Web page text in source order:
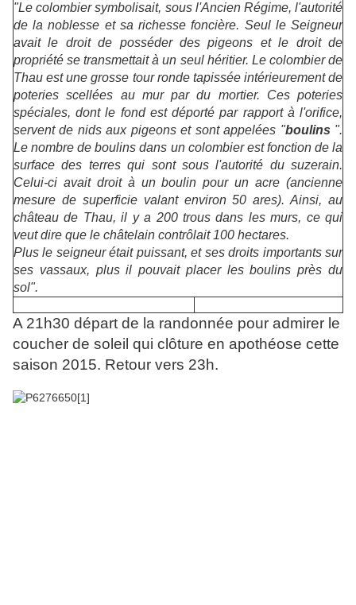
"Le colombier symbolisait, sous l'Ancien Régime, l'autorité
de la noblesse et sa richesse foncière. Seul le Seigneur
avait le droit de posséder des pigeons et le droit de
propriété se transmettait à un seul héritier. Le colombier de
Thau est une grosse tour ronde tapissée intérieurement de
poteries scellées au mur par du mortier. Ces poteries
spéciales, dont le fond est déporté par rapport à l'orifice,
servent de nids aux pigeons et sont appelées "boulins ".
Le nombre de boulins dans un colombier est fonction de la
surface des terres qui sont sous l'autorité du suzerain.
Celui-ci avait droit à un boulin pour un acre (ancienne
mesure de superficie valant environ 50 ares). Ainsi, au
château de Thau, il y a 200 trous dans les murs, ce qui
veut dire que le châtelain contrôlait 100 hectares.
Plus le seigneur était puissant, et ses droits importants sur
ses vassaux, plus il pouvait placer les boulins près du
sol".
A 21h30 départ de la randonnée pour admirer le
coucher de soleil qui clôture en apothéose cette
saison 2015. Retour vers 23h.